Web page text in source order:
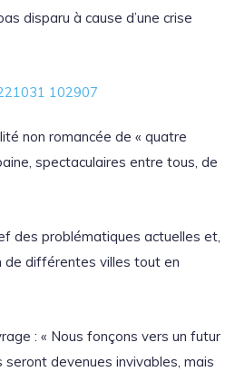
disparu à cause d’une crise
non romancée de « quatre
spectaculaires entre tous, de
des problématiques actuelles et,
de différentes villes tout en
: « Nous fonçons vers un futur
devenues invivables, mais